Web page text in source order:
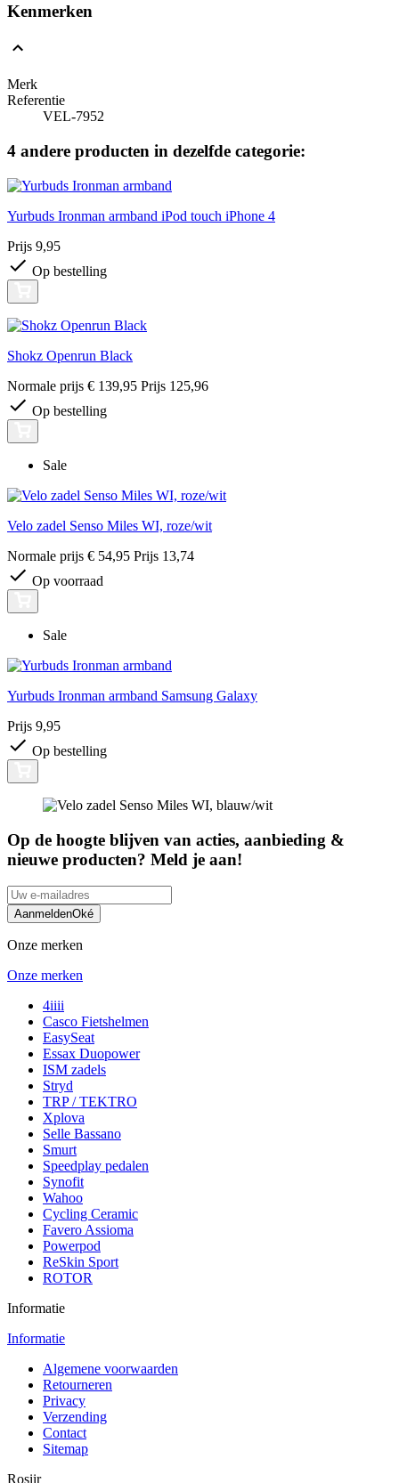
Kenmerken
Merk
Referentie
VEL-7952
4 andere producten in dezelfde categorie:
Yurbuds Ironman armband iPod touch iPhone 4
Prijs 9,95
Op bestelling
Shokz Openrun Black
Normale prijs € 139,95 Prijs 125,96
Op bestelling
Sale
Velo zadel Senso Miles WI, roze/wit
Normale prijs € 54,95 Prijs 13,74
Op voorraad
Sale
Yurbuds Ironman armband Samsung Galaxy
Prijs 9,95
Op bestelling
Op de hoogte blijven van acties, aanbieding &
nieuwe producten? Meld je aan!
AanmeldenOké
Onze merken
Onze merken
4iiii
Casco Fietshelmen
EasySeat
Essax Duopower
ISM zadels
Stryd
TRP / TEKTRO
Xplova
Selle Bassano
Smurt
Speedplay pedalen
Synofit
Wahoo
Cycling Ceramic
Favero Assioma
Powerpod
ReSkin Sport
ROTOR
Informatie
Informatie
Algemene voorwaarden
Retourneren
Privacy
Verzending
Contact
Sitemap
Rosiir